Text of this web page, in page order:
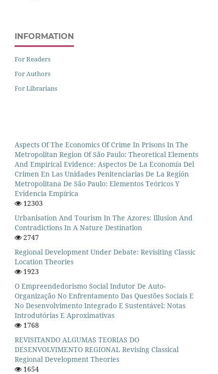
INFORMATION
For Readers
For Authors
For Librarians
Aspects Of The Economics Of Crime In Prisons In The
Metropolitan Region Of São Paulo: Theoretical Elements
And Empirical Evidence: Aspectos De La Economía Del
Crimen En Las Unidades Penitenciarias De La Región
Metropolitana De São Paulo: Elementos Teóricos Y
Evidencia Empírica
12303
Urbanisation And Tourism In The Azores: Illusion And
Contradictions In A Nature Destination
2747
Regional Development Under Debate: Revisiting Classic
Location Theories
1923
O Empreendedorismo Social Indutor De Auto-
Organização No Enfrentamento Das Questões Sociais E
No Desenvolvimento Integrado E Sustentável: Notas
Introdutórias E Aproximativas
1768
REVISITANDO ALGUMAS TEORIAS DO
DESENVOLVIMENTO REGIONAL Revising Classical
Regional Development Theories
1654